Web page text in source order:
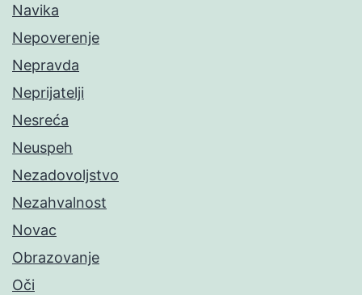
Navika
Nepoverenje
Nepravda
Neprijatelji
Nesreća
Neuspeh
Nezadovoljstvo
Nezahvalnost
Novac
Obrazovanje
Oči